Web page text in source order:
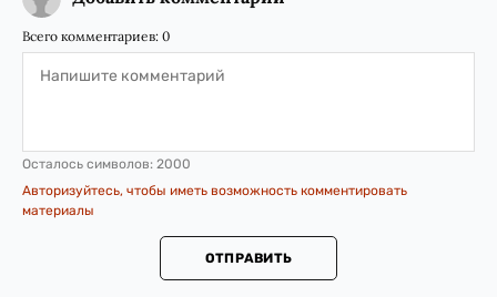
Всего комментариев: 0
Осталось символов: 2000
Авторизуйтесь, чтобы иметь возможность комментировать
материалы
ОТПРАВИТЬ